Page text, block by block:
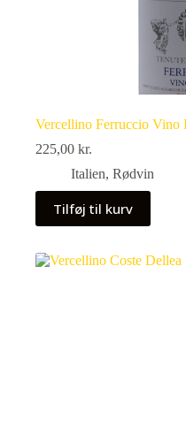
Vercellino Ferruccio Vino
225,00 kr.
Italien, Rødvin
Tilføj til kurv